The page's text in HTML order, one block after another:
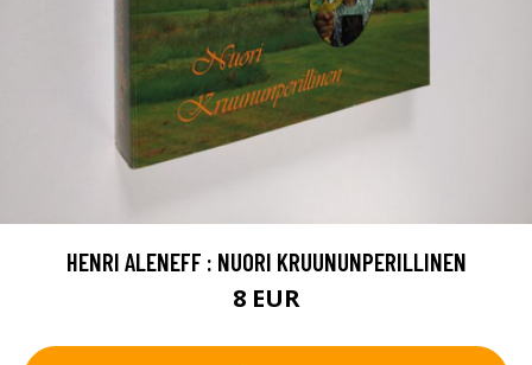
HENRI ALENEFF : NUORI KRUUNUNPERILLINEN
8 EUR